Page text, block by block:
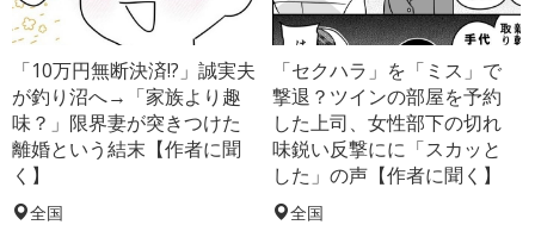
「10万円無断決済!?」誠実夫
が釣り沼へ→「家族より趣
味？」限界妻が突きつけた
離婚という結末【作者に聞
く】
全国
「セクハラ」を「ミス」で
撃退？ツインの部屋を予約
した上司、女性部下の切れ
味鋭い反撃にに「スカッと
した」の声【作者に聞く】
全国